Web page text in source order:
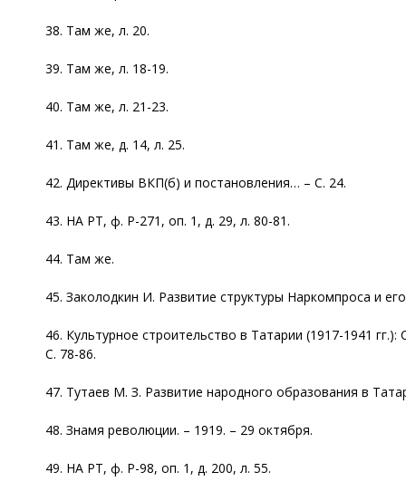
38. Там же, л. 20.
39. Там же, л. 18-19.
40. Там же, л. 21-23.
41. Там же, д. 14, л. 25.
42. Директивы ВКП(б) и постановления… – С. 24.
43. НА РТ, ф. Р-271, оп. 1, д. 29, л. 80-81.
44. Там же.
45. Заколодкин И. Развитие структуры Наркомпроса и
46. Культурное строительство в Татарии (1917-1941
С. 78-86.
47. Тутаев М. З. Развитие народного образования в
48. Знамя революции. – 1919. – 29 октября.
49. НА РТ, ф. Р-98, оп. 1, д. 200, л. 55.